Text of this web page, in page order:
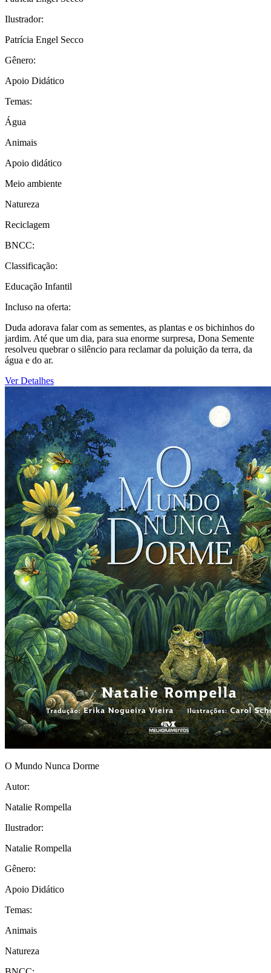
Ilustrador:
Patrícia Engel Secco
Gênero:
Apoio Didático
Temas:
Água
Animais
Apoio didático
Meio ambiente
Natureza
Reciclagem
BNCC:
Classificação:
Educação Infantil
Incluso na oferta:
Duda adorava falar com as sementes, as plantas e os bichinhos do
jardim. Até que um dia, para sua enorme surpresa, Dona Semente
resolveu quebrar o silêncio para reclamar da poluição da terra, da
água e do ar.
Ver Detalhes
O Mundo Nunca Dorme
Autor:
Natalie Rompella
Ilustrador:
Natalie Rompella
Gênero:
Apoio Didático
Temas:
Animais
Natureza